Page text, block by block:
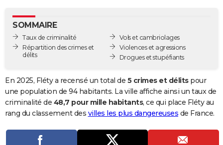
GUIDES D'ACHAT
BONS PLANS
Carte de Noël
Carte Bonne année
Carte Saint-Valentin
Carte Pâques
Carte d'anniversaire
DICTIONNAIRE
Dictionnaire
Biographies
Citations
Expressions
Proverbes
PROGRAMME TV
COPAINS D'AVANT
SOMMAIRE
Taux de criminalité
Répartition des crimes et
délits
Vols et cambriolages
Violences et agressions
Drogues et stupéfiants
En 2025, Fléty a recensé un total de 5 crimes et délitspour
une population de 94 habitants. La ville affiche ainsi un taux de
criminalité de 48,7 pour mille habitants, ce qui place Fléty au
rang du classement des villes les plus dangereuses de France.